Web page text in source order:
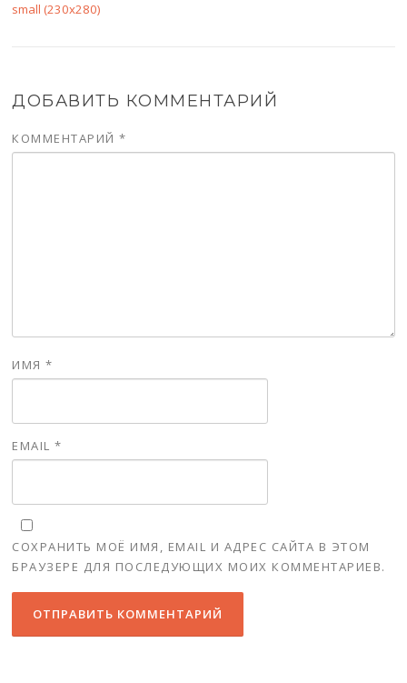
small (230x280)
ДОБАВИТЬ КОММЕНТАРИЙ
КОММЕНТАРИЙ*
ИМЯ*
EMAIL*
СОХРАНИТЬ МОЁ ИМЯ, EMAIL И АДРЕС САЙТА В ЭТОМ
БРАУЗЕРЕ ДЛЯ ПОСЛЕДУЮЩИХ МОИХ КОММЕНТАРИЕВ.